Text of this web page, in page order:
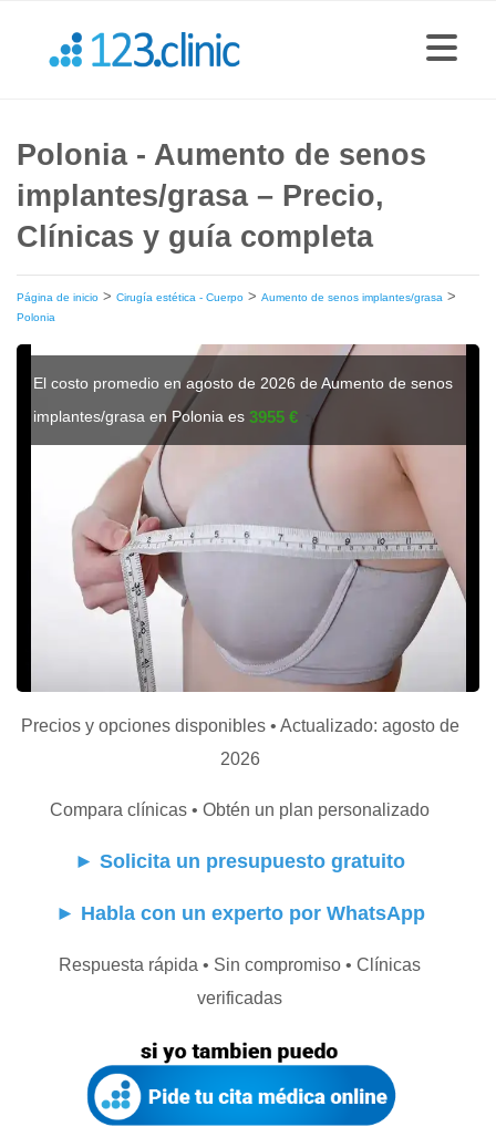
Polonia - Aumento de senos
implantes/grasa – Precio,
Clínicas y guía completa
Página de inicio > Cirugía estética - Cuerpo > Aumento de senos implantes/grasa >
Polonia
El costo promedio en agosto de 2026 de Aumento de senos
implantes/grasa en Polonia es3955 €
Precios y opciones disponibles • Actualizado: agosto de
2026
Compara clínicas • Obtén un plan personalizado
► Solicita un presupuesto gratuito
► Habla con un experto por WhatsApp
Respuesta rápida • Sin compromiso • Clínicas
verificadas